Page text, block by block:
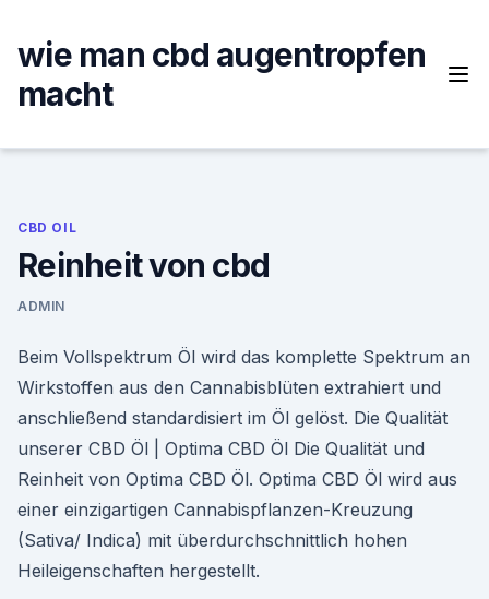
content
wie man cbd augentropfen
macht
CBD OIL
Reinheit von cbd
ADMIN
Beim Vollspektrum Öl wird das komplette Spektrum an
Wirkstoffen aus den Cannabisblüten extrahiert und
anschließend standardisiert im Öl gelöst. Die Qualität
unserer CBD Öl | Optima CBD Öl Die Qualität und
Reinheit von Optima CBD Öl. Optima CBD Öl wird aus
einer einzigartigen Cannabispflanzen-Kreuzung
(Sativa/ Indica) mit überdurchschnittlich hohen
Heileigenschaften hergestellt.